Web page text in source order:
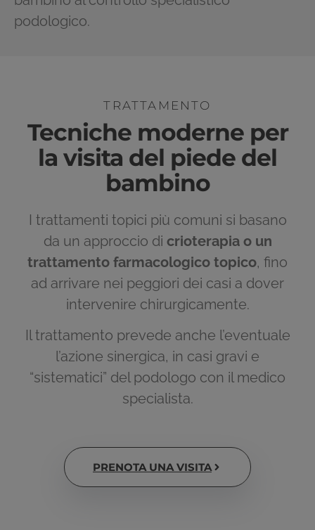
podologico.
TRATTAMENTO
Tecniche moderne per
la visita del piede del
bambino
I trattamenti topici più comuni si basano
da un approccio di crioterapia o un
trattamento farmacologico topico, fino
ad arrivare nei peggiori dei casi a dover
intervenire chirurgicamente.
Il trattamento prevede anche l’eventuale
l’azione sinergica, in casi gravi e
“sistematici” del podologo con il medico
specialista.
PRENOTA UNA VISITA